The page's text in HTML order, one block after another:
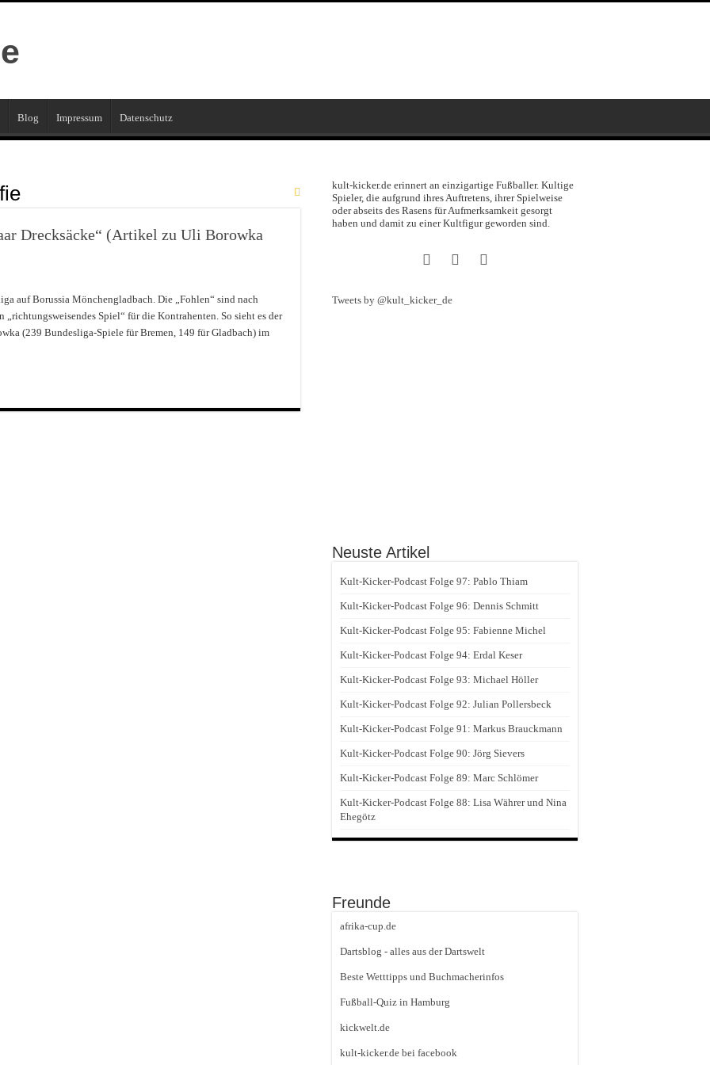
Blog Impressum Datenschutz
Drecksäcke“ (Artikel zu Uli Borowka
auf Borussia Mönchengladbach. Die „Fohlen“ sind nach
Spiel“ für die Kontrahenten. So sieht es der
(239 Bundesliga-Spiele für Bremen, 149 für Gladbach) im
kult-kicker.de erinnert an einzigartige Fußballer. Kultige
Spieler, die aufgrund ihres Auftretens, ihrer Spielweise
oder abseits des Rasens für Aufmerksamkeit gesorgt
haben und damit zu einer Kultfigur geworden sind.
Tweets by @kult_kicker_de
Neuste Artikel
Kult-Kicker-Podcast Folge 97: Pablo Thiam
Kult-Kicker-Podcast Folge 96: Dennis Schmitt
Kult-Kicker-Podcast Folge 95: Fabienne Michel
Kult-Kicker-Podcast Folge 94: Erdal Keser
Kult-Kicker-Podcast Folge 93: Michael Höller
Kult-Kicker-Podcast Folge 92: Julian Pollersbeck
Kult-Kicker-Podcast Folge 91: Markus Brauckmann
Kult-Kicker-Podcast Folge 90: Jörg Sievers
Kult-Kicker-Podcast Folge 89: Marc Schlömer
Kult-Kicker-Podcast Folge 88: Lisa Währer und Nina
Ehegötz
Freunde
afrika-cup.de
Dartsblog - alles aus der Dartswelt
Beste Wetttipps und Buchmacherinfos
Fußball-Quiz in Hamburg
kickwelt.de
kult-kicker.de bei facebook